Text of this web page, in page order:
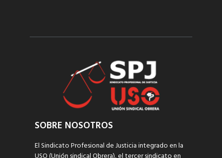
SOBRE NOSOTROS
El Sindicato Profesional de Justicia integrado en la